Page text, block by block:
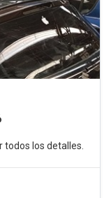
los detalles.